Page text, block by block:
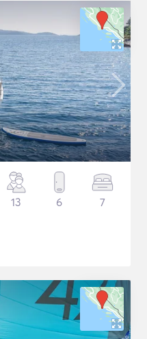
13 6 7